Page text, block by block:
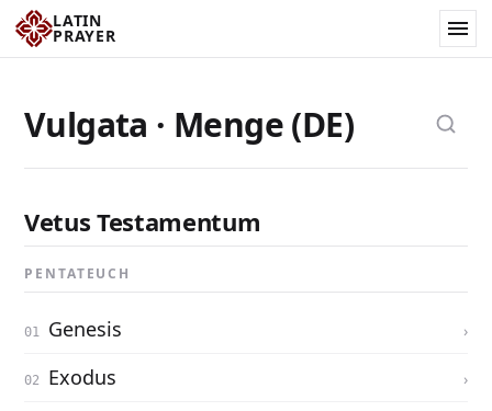
LATIN
PRAYER
Vulgata · Menge (DE)
Vetus Testamentum
PENTATEUCH
Genesis
Exodus